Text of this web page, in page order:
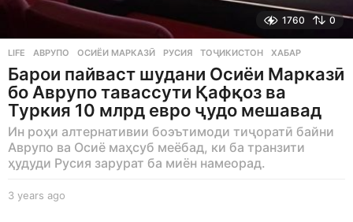
1760 0
LIFE АВРУПО ,ОСИЁИ МАРКАЗӢ ,РУСИЯ ,ТОҶИКИСТОН ,ХАБАР
Барои пайваст шудани Осиёи Марказӣ
бо Аврупо тавассути Қафқоз ва
Туркия 10 млрд евро ҷудо мешавад
Ин роҳи алтернативии боэътимоди тиҷоратӣ байни
Аврупо ва Осиё маҳсуб меёбад, ки ба транзити
ҳудуди Русия зарурат ба миён намеорад.
3 years ago